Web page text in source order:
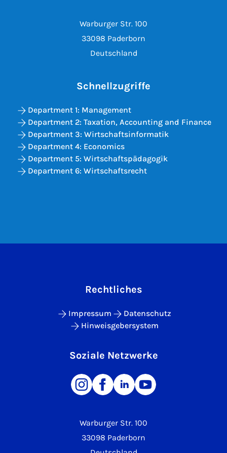
Warburger Str. 100
33098 Paderborn
Deutschland
Schnellzugriffe
Department 1: Management
Department 2: Taxation, Accounting and Finance
Department 3: Wirtschaftsinformatik
Department 4: Economics
Department 5: Wirtschaftspädagogik
Department 6: Wirtschaftsrecht
Warburger Str. 100
33098 Paderborn
Rechtliches
Impressum
Datenschutz
Hinweisgebersystem
Soziale Netzwerke